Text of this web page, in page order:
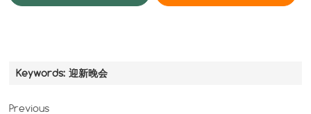
Keywords: 迎新晚会
Previous